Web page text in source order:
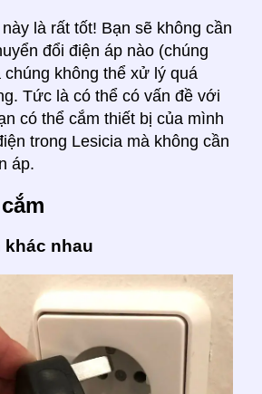
là rất tốt! Bạn sẽ không cần
đổi điện áp nào (chúng
chúng không thể xử lý quá
Tức là có thể có vấn đề với
có thể cắm thiết bị của mình
trong Lesicia mà không cần
áp.
khác nhau